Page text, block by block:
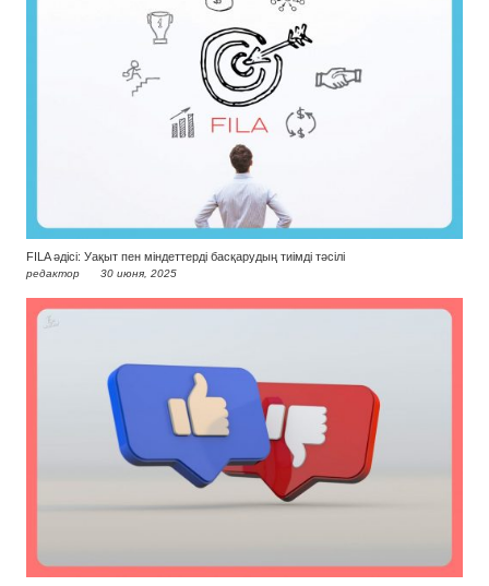
FILA әдісі: Уақыт пен міндеттерді басқарудың тиімді тәсілі
редактор 30 июня, 2025